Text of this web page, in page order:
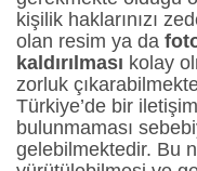
kişilik haklarınızı
olan resim ya da
kaldırılması kolay
zorluk
Türkiye’de bir
bulunmaması
gelebilmektedir. Bu